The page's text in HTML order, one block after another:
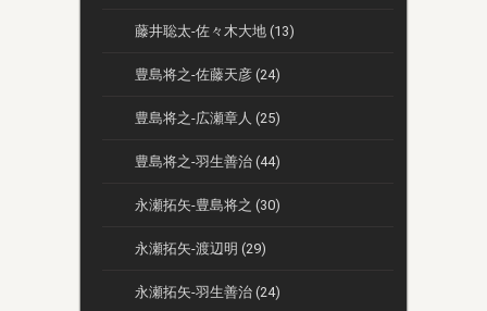
藤井聡太-佐々木大地 (13)
豊島将之-佐藤天彦 (24)
豊島将之-広瀬章人 (25)
豊島将之-羽生善治 (44)
永瀬拓矢-豊島将之 (30)
永瀬拓矢-渡辺明 (29)
永瀬拓矢-羽生善治 (24)